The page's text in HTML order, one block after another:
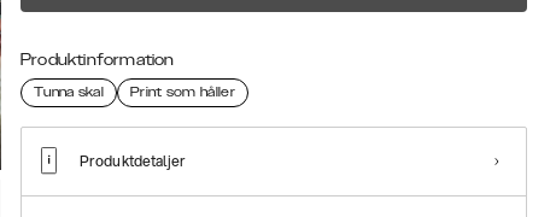
Produktinformation
Tunna skal Print som håller
Produktdetaljer